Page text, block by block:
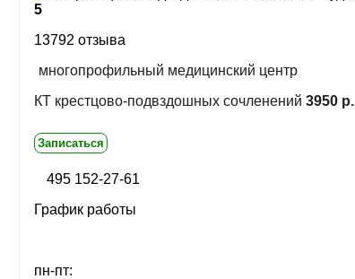
5
13792 отзыва
многопрофильный медицинский центр
КТ крестцово-подвздошных сочленений 3950 р.
Записаться
495 152-27-61
График работы
пн-пт: